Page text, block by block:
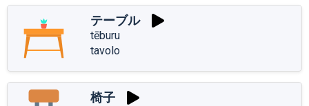
テーブル
tēburu
tavolo
椅子